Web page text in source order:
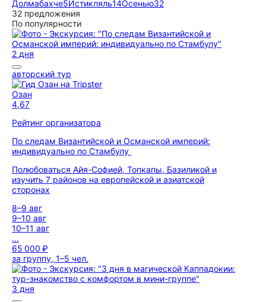
Долмабахче5Истикляль14Осенью32
32 предложения
По популярности
2 дня
авторский тур
Озан
4,67
Рейтинг организатора
По следам Византийской и Османской империй:
индивидуально по Стамбулу
Полюбоваться Айя-Софией, Топкапы, Базиликой и
изучить 7 районов на европейской и азиатской
сторонах
8–9 авг
9–10 авг
10–11 авг
...
65 000 ₽
за группу, 1–5 чел.
3 дня